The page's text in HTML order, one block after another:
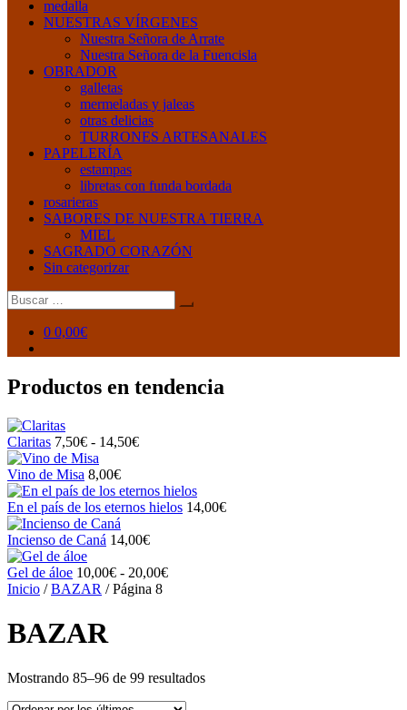
medalla
NUESTRAS VÍRGENES
Nuestra Señora de Arrate
Nuestra Señora de la Fuencisla
OBRADOR
galletas
mermeladas y jaleas
otras delicias
TURRONES ARTESANALES
PAPELERÍA
estampas
libretas con funda bordada
rosarieras
SABORES DE NUESTRA TIERRA
MIEL
SAGRADO CORAZÓN
Sin categorizar
Buscar:
0 0,00€
Productos en tendencia
Claritas 7,50€ - 14,50€Rango
desde
7,50€
14,50€
Vino de Misa 8,00€
En el país de los eternos hielos 14,00€
Incienso de Caná 14,00€
Gel de áloe 10,00€ - 20,00€Rango
20,00€
Inicio /BAZAR / Página 8
BAZAR
Mostrando 85–96 de 99 resultadosOrdenado